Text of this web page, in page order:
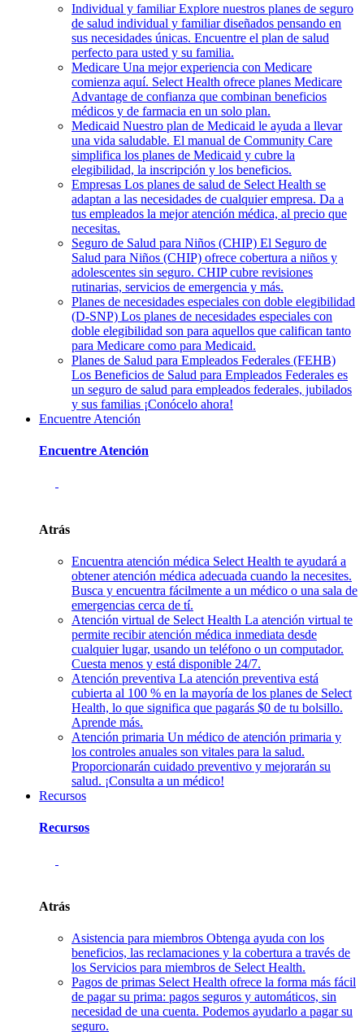
Individual y familiar Explore nuestros planes de seguro
de salud individual y familiar diseñados pensando en
sus necesidades únicas. Encuentre el plan de salud
perfecto para usted y su familia.
Medicare Una mejor experiencia con Medicare
comienza aquí. Select Health ofrece planes Medicare
Advantage de confianza que combinan beneficios
médicos y de farmacia en un solo plan.
Medicaid Nuestro plan de Medicaid le ayuda a llevar
una vida saludable. El manual de Community Care
simplifica los planes de Medicaid y cubre la
elegibilidad, la inscripción y los beneficios.
Empresas Los planes de salud de Select Health se
adaptan a las necesidades de cualquier empresa. Da a
tus empleados la mejor atención médica, al precio que
necesitas.
Seguro de Salud para Niños (CHIP) El Seguro de
Salud para Niños (CHIP) ofrece cobertura a niños y
adolescentes sin seguro. CHIP cubre revisiones
rutinarias, servicios de emergencia y más.
Planes de necesidades especiales con doble elegibilidad
(D-SNP) Los planes de necesidades especiales con
doble elegibilidad son para aquellos que califican tanto
para Medicare como para Medicaid.
Planes de Salud para Empleados Federales (FEHB)
Los Beneficios de Salud para Empleados Federales es
un seguro de salud para empleados federales, jubilados
y sus familias ¡Conócelo ahora!
Encuentre Atención
Encuentre Atención
Atrás
Encuentra atención médica Select Health te ayudará a
obtener atención médica adecuada cuando la necesites.
Busca y encuentra fácilmente a un médico o una sala de
emergencias cerca de tí.
Atención virtual de Select Health La atención virtual te
permite recibir atención médica inmediata desde
cualquier lugar, usando un teléfono o un computador.
Cuesta menos y está disponible 24/7.
Atención preventiva La atención preventiva está
cubierta al 100 % en la mayoría de los planes de Select
Health, lo que significa que pagarás $0 de tu bolsillo.
Aprende más.
Atención primaria Un médico de atención primaria y
los controles anuales son vitales para la salud.
Proporcionarán cuidado preventivo y mejorarán su
salud. ¡Consulta a un médico!
Recursos
Recursos
Atrás
Asistencia para miembros Obtenga ayuda con los
beneficios, las reclamaciones y la cobertura a través de
los Servicios para miembros de Select Health.
Pagos de primas Select Health ofrece la forma más fácil
de pagar su prima: pagos seguros y automáticos, sin
necesidad de una cuenta. Podemos ayudarlo a pagar su
seguro.